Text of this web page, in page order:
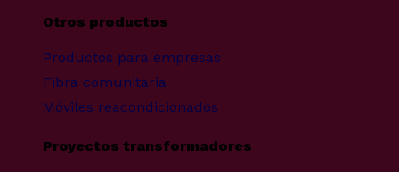
Otros productos
Productos para empresas
Fibra comunitaria
Móviles reacondicionados
Proyectos transformadores